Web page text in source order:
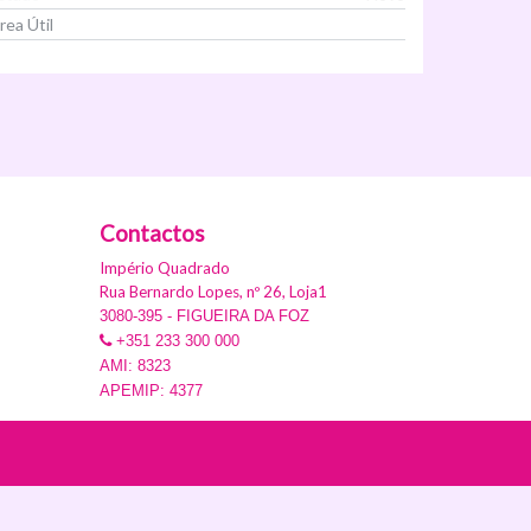
Útil
Contactos
Império Quadrado
Rua Bernardo Lopes, nº 26, Loja1
3080-395 - FIGUEIRA DA FOZ
+351 233 300 000
AMI: 8323
APEMIP: 4377